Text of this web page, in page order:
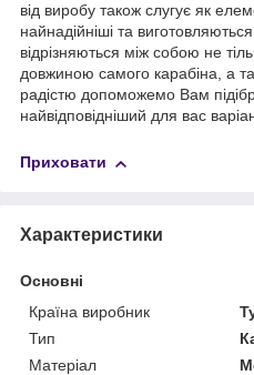
від виробу також слугує як
найнадійніші та
відрізняються між собою не
довжиною самого карабіна, а
радістю допоможемо Вам
найвідповідніший для вас
Приховати
Характеристики
Основні
Країна виробник
Тип
Матеріал